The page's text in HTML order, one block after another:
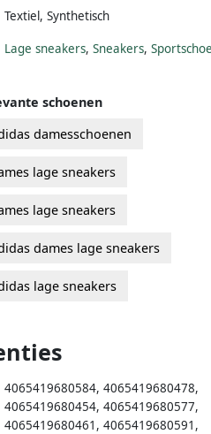
Textiel, Synthetisch
Lage sneakers, Sneakers,
schoenen
damesschoenen
lage sneakers
lage sneakers
dames lage sneakers
lage sneakers
4065419680584, 4065419680478,
4065419680454, 4065419680577,
4065419680461 , 4065419680591 ,